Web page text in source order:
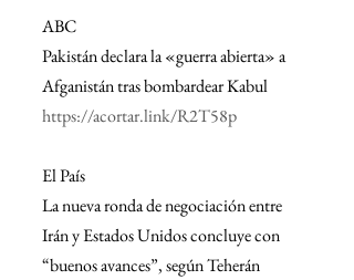
ABC
Pakistán declara la «guerra abierta» a
Afganistán tras bombardear Kabul
https://acortar.link/R2T58p
El País
La nueva ronda de negociación entre
Irán y Estados Unidos concluye con
“buenos avances”, según Teherán